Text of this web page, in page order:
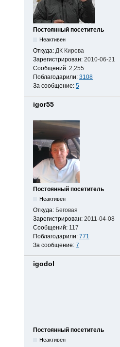
Постоянный посетитель
Неактивен
Откуда: ДК Кирова
Зарегистрирован: 2010-06-21
Сообщений: 2,255
Поблагодарили: 3108
За сообщение: 5
igor55
Постоянный посетитель
Неактивен
Откуда: Беговая
Зарегистрирован: 2011-04-08
Сообщений: 117
Поблагодарили: 771
За сообщение: 7
igodol
Постоянный посетитель
Неактивен